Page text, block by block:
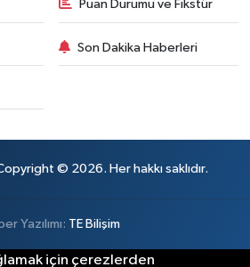
Puan Durumu ve Fikstür
Son Dakika Haberleri
© 2026. Her hakkı saklıdır.
Yazılımı: TE Bilişim
için çerezlerden